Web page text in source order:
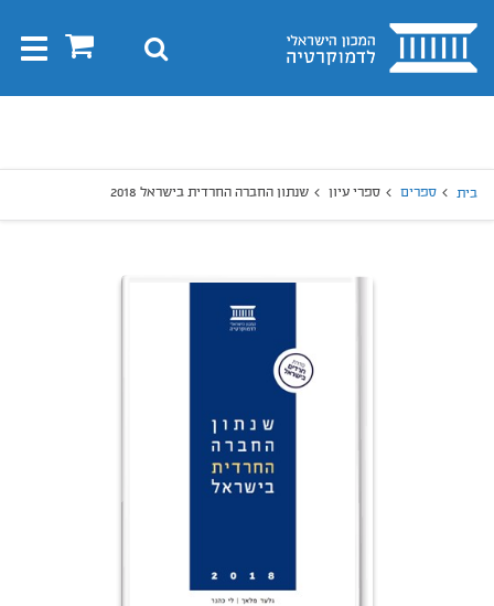
בית 0 חיפוש
בית ספרים ספרי עיון שנתון החברה החרדית בישראל 2018